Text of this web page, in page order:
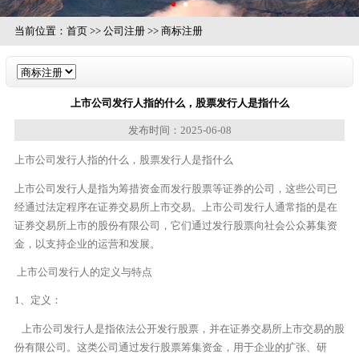
当前位置： 首页>> 公司注册>> 商标注册
上市公司发行人指的什么，股票发行人是指什么
发布时间：2025-06-08
上市公司发行人指的什么，股票发行人是指什么
上市公司发行人是指为筹措资金而发行股票等证券的公司，这些公司已
经通过法定程序在证券交易所上市交易。上市公司发行人通常指的是在
证券交易所上市的股份有限公司，它们通过发行股票向社会公众募集资
金，以支持企业的运营和发展。
上市公司发行人的定义与特点
1、定义：
上市公司发行人是指依法公开发行股票，并在证券交易所上市交易的股
份有限公司。这类公司通过发行股票筹集资金，用于企业的扩张、研